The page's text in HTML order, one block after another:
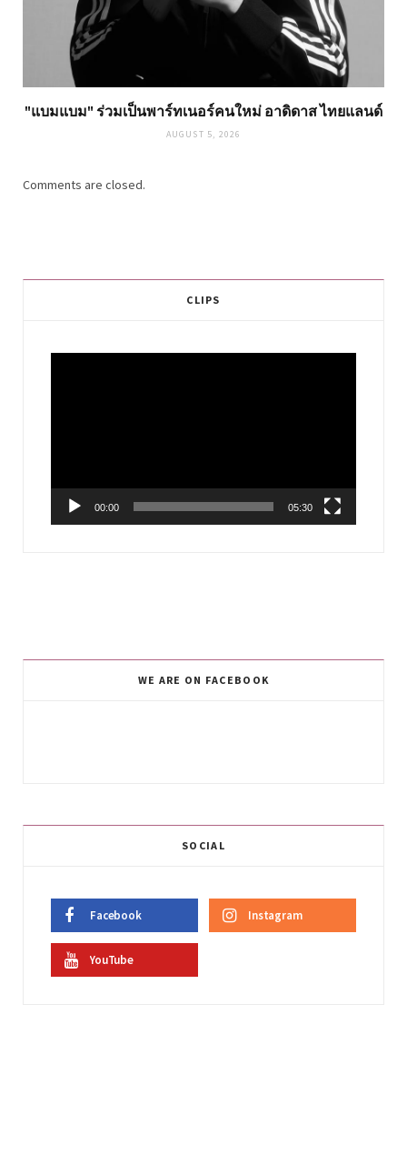
"แบมแบม" ร่วมเป็นพาร์ทเนอร์คนใหม่ อาดิดาส ไทยแลนด์
AUGUST 5, 2026
Comments are closed.
CLIPS
00:00 05:30
WE ARE ON FACEBOOK
SOCIAL
Facebook Instagram
YouTube